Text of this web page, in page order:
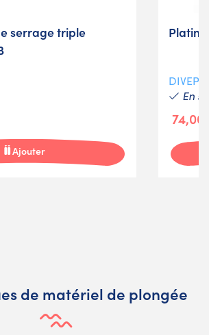
serrage triple
Ajouter
En
de matériel de plongée